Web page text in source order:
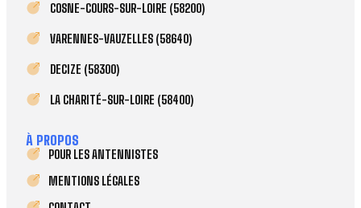
COSNE-COURS-SUR-LOIRE (58200)
VARENNES-VAUZELLES (58640)
DECIZE (58300)
LA CHARITÉ-SUR-LOIRE (58400)
À PROPOS
POUR LES ANTENNISTES
MENTIONS LÉGALES